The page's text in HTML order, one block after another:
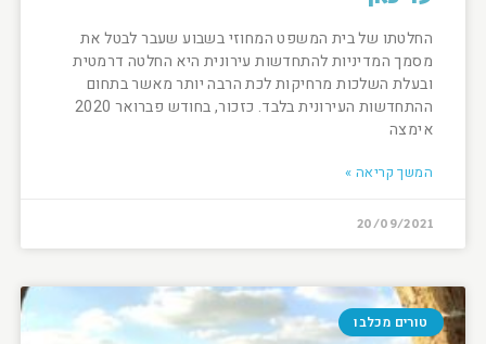
החלטתו של בית המשפט המחוזי בשבוע שעבר לבטל את
מסמך המדיניות להתחדשות עירונית היא החלטה דרמטית
ובעלת השלכות מרחיקות לכת הרבה יותר מאשר בתחום
ההתחדשות העירונית בלבד. כזכור, בחודש פברואר 2020
אימצה
המשך קריאה »
20/09/2021
טורים מכלבו